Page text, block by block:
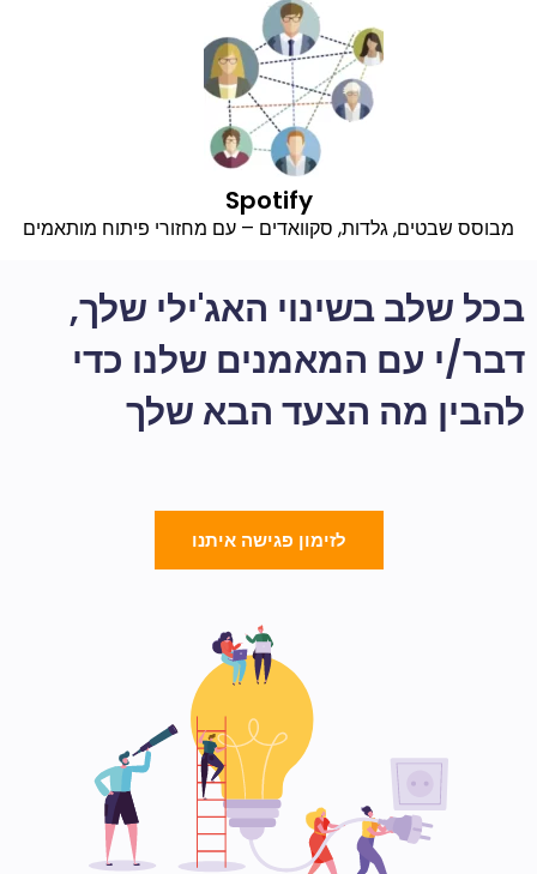
Spotify
מבוסס שבטים, גלדות, סקוואדים – עם מחזורי פיתוח מותאמים
בכל שלב בשינוי האג'ילי שלך,
דבר/י עם המאמנים שלנו כדי
להבין מה הצעד הבא שלך
לזימון פגישה איתנו